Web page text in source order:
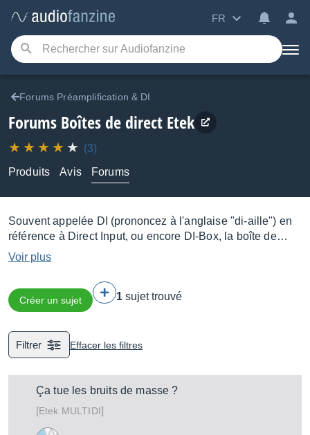
FR
Forums Préamplification & DI
Forums Boîtes de direct Etek
(3)
Produits
Avis Forums
Souvent appelée DI (prononcez à l'anglaise "di-aille") en
référence à Direct Input, ou encore DI-Box, la boîte de
direct sert à adapter l’impédance et le niveau d’un signal
(la plupart du temps celui d’un instrument) pour lui
permettre ensuite d’attaquer l’entrée ligne ou micro d’une
console, d’une interface audio ou d’un système
d’amplification.
Voir plus
Créer un sujet 1 sujet trouvé
Filtrer Effacer les filtres
Ça tue les bruits de masse ?
[Etek MULTIDI]